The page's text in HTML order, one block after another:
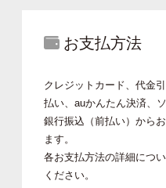
お支払方法
クレジットカード、代金
払い、auかんたん決済、
銀行振込（前払い）から
ます。
各お支払方法の詳細につ
ください。